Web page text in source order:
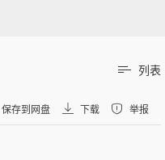
列表
保存到网盘 下载 举报